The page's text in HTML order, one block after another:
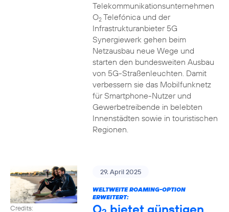
Telekommunikationsunternehmen
O2Telefónica und der
Infrastrukturanbieter 5G
Synergiewerk gehen beim
Netzausbau neue Wege und
starten den bundesweiten Ausbau
von 5G-Straßenleuchten. Damit
verbessern sie das Mobilfunknetz
für Smartphone-Nutzer und
Gewerbetreibende in belebten
Innenstädten sowie in touristischen
Regionen.
Credits:
29. April 2025
WELTWEITE ROAMING-OPTION
ERWEITERT:
O bietet günstigen